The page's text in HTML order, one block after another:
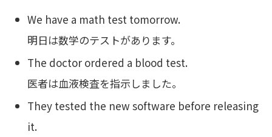
We have a math test tomorrow.
明日は数学のテストがあります。
The doctor ordered a blood test.
医者は血液検査を指示しました。
They tested the new software before releasing
it.